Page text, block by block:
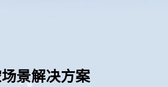
景解决方案